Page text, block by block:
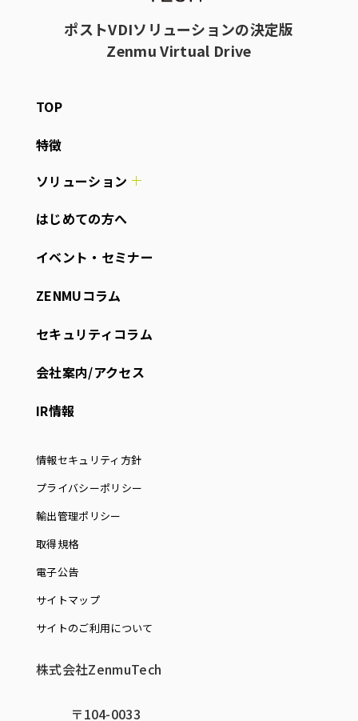
ポストVDIソリューションの決定版
Zenmu Virtual Drive
TOP
特徴
ソリューション
はじめての方へ
イベント・セミナー
ZENMUコラム
セキュリティコラム
会社案内/アクセス
IR情報
情報セキュリティ方針
プライバシーポリシー
輸出管理ポリシー
取得規格
電子公告
サイトマップ
サイトのご利用について
株式会社ZenmuTech
〒104-0033